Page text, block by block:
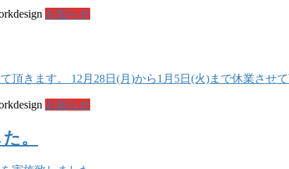
お知らせ
きます。 12月28日(月)から1月5日(火)まで休業させ
お知らせ
。